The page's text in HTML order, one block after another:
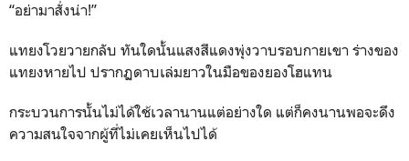
“อย่ามาสั่งน่า!”
แทยงโวยวายกลับ ทันใดนั้นแสงสีแดงพุ่งวาบรอบกายเขา ร่างของ
แทยงหายไป ปรากฏดาบเล่มยาวในมือของยองโฮแทน
กระบวนการนั้นไม่ได้ใช้เวลานานแต่อย่างใด แต่ก็คงนานพอจะดึง
ความสนใจจากผู้ที่ไม่เคยเห็นไปได้